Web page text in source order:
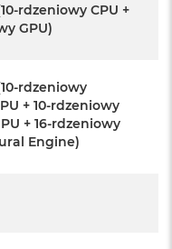
uruchomieniu
rdzeniowy CPU +
GPU)
rdzeniowy
+ 10-rdzeniowy
+ 16-rdzeniowy
Engine)